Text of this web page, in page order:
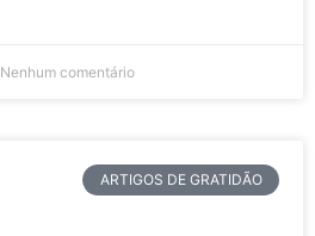
Nenhum comentário
ARTIGOS DE GRATIDÃO